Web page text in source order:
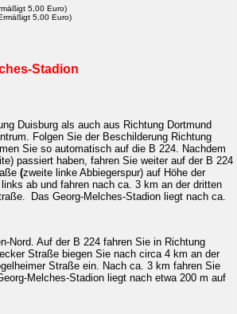
5,00 Euro)
5,00 Euro)
Stadion
Duisburg als auch aus Richtung Dortmund
Folgen Sie der Beschilderung Richtung
Sie so automatisch auf die B 224. Nachdem
passiert haben, fahren Sie weiter auf der B 224
(zweite linke Abbiegerspur) auf Höhe der
ab und fahren nach ca. 3 km an der dritten
Das Georg-Melches-Stadion liegt nach ca.
Nord. Auf der B 224 fahren Sie in Richtung
Straße biegen Sie nach circa 4 km an der
Straße ein. Nach ca. 3 km fahren Sie
Melches-Stadion liegt nach etwa 200 m auf